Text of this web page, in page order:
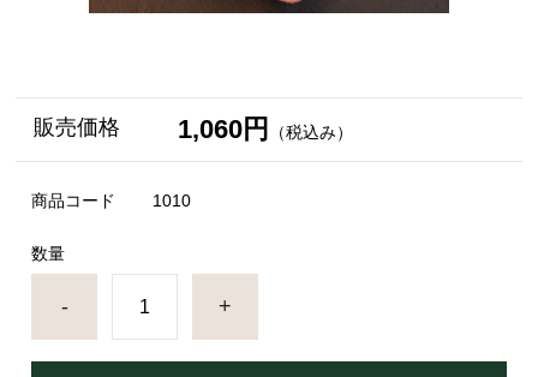
販売価格 1,060円 （税込み）
商品コード 1010
数量
- +